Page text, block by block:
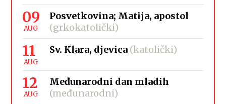
09
AUG
Posvetkovina; Matija, apostol
(grkokatolički)
11
AUG
Sv. Klara, djevica (katolički)
12
AUG
Međunarodni dan mladih
(međunarodni)